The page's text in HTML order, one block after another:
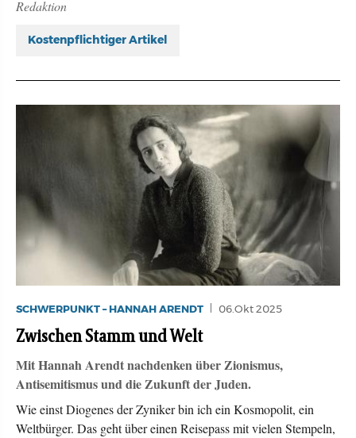
Redaktion
Kostenpflichtiger Artikel
SCHWERPUNKT – HANNAH ARENDT 06.Okt 2025
Zwischen Stamm und Welt
Mit Hannah Arendt nachdenken über Zionismus,
Antisemitismus und die Zukunft der Juden.
Wie einst Diogenes der Zyniker bin ich ein Kosmopolit, ein
Weltbürger. Das geht über einen Reisepass mit vielen Stempeln,